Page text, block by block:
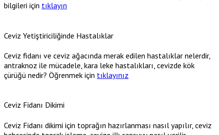
bilgileri için tıklayın
Ceviz Yetiştiriciliğinde Hastalıklar
Ceviz fidanı ve ceviz ağacında merak edilen hastalıklar nelerdir,
antraknoz ile mücadele, kara leke hastalıkları, cevizde kök
çürüğü nedir? Öğrenmek için tıklayınız
Ceviz Fidanı Dikimi
Ceviz Fidanı dikimi için toprağın hazırlanması nasıl yapılır, ceviz